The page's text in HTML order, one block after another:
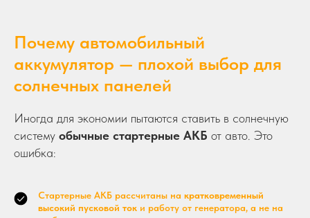
Почему автомобильный
аккумулятор — плохой выбор для
солнечных панелей
Иногда для экономии пытаются ставить в солнечную
систему обычные стартерные АКБ от авто. Это
ошибка:
Стартерные АКБ рассчитаны на кратковременный
высокий пусковой ток и работу от генератора, а не на